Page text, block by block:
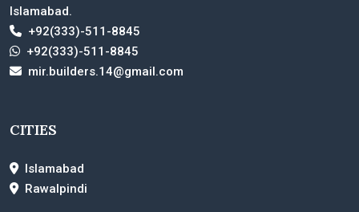
Islamabad.
+92(333)-511-8845
+92(333)-511-8845
mir.builders.14@gmail.com
CITIES
Islamabad
Rawalpindi